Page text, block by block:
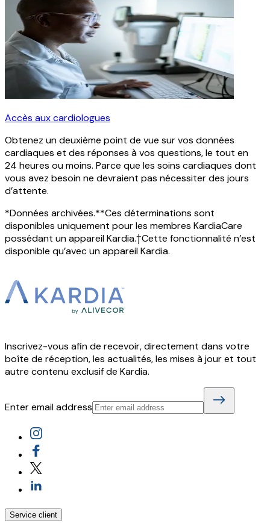
Accès aux cardiologues
Obtenez un deuxième point de vue sur vos données
cardiaques et des réponses à vos questions, le tout en
24 heures ou moins. Parce que les soins cardiaques dont
vous avez besoin ne devraient pas nécessiter des jours
d’attente.
*Données archivées.**Ces déterminations sont
disponibles uniquement pour les membres KardiaCare
possédant un appareil Kardia.†Cette fonctionnalité n’est
disponible qu’avec un appareil Kardia.
Inscrivez-vous afin de recevoir, directement dans votre
boîte de réception, les actualités, les mises à jour et tout
autre contenu exclusif de Kardia.
Enter email address
Service client